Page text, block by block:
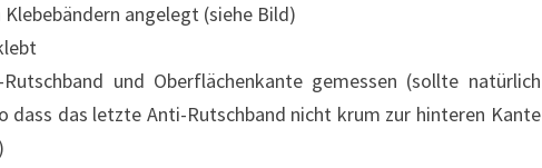
angelegt (siehe Bild)
und Oberflächenkante gemessen (sollte natürlich
dass das letzte Anti-Rutschband nicht krum zur hinteren Kante